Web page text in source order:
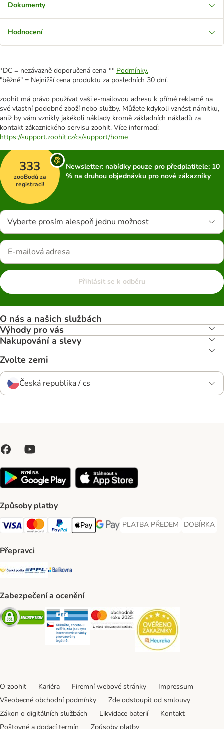
Dokumenty
Hodnocení
*DC = nezávazně doporučená cena ** Podmínky.
"běžně" = Nejnižší cena produktu za posledních 30 dní.
zoohit má právo používat vaši e-mailovou adresu k přímé reklamě na
své vlastní podobné zboží nebo služby. Můžete kdykoli vznést námitku,
aniž by vám vznikly jakékoli náklady kromě základních nákladů za
kontakt zákaznického servisu zoohit. Více informací:
https://support.zoohit.cz/cs/support/home
333
zooBodů za
registraci!
Newsletter: nabídky pouze pro předplatitele; 10
% na druhou objednávku pro nové zákazníky
Vyberte prosím alespoň jednu možnost
Přihlásit se k odběru
O nás a našich službách
Výhody pro vás
Nakupování a slevy
Zvolte zemi
Česká republika / cs
Způsoby platby
Visa Payment Method
Mastercard Payment Method
PayPal Payment Method
Apple pay Payment Method
GooglePay Payment Method
PLATBA PŘEDEM
PLATBA PŘEDEM Payment
DOBÍRKA
DOBÍRKA
Přepravci
Česká pošta Shipping Method
PPL Shipping Method
Balíkovna Shipping Method
Zabezpečení a ocenění
Security Security Security
O zoohit Kariéra Firemní webové stránky
Impressum
Všeobecné obchodní podmínky
Zde odstoupit od smlouvy
Zákon o digitálních službách
Likvidace baterií
Kontakt